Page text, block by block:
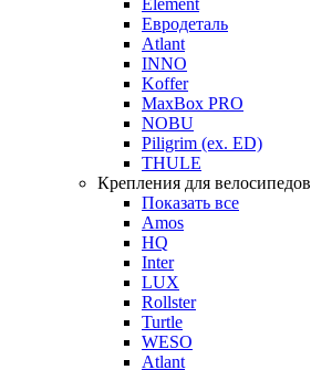
Евродеталь
Atlant
INNO
Koffer
MaxBox PRO
NOBU
Piligrim (ex. ED)
THULE
Крепления для велосипедов
Показать все
Amos
HQ
Inter
LUX
Rollster
Turtle
WESO
Atlant